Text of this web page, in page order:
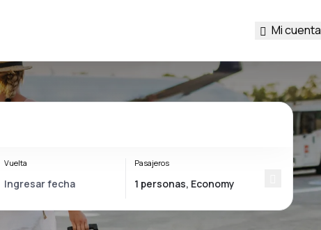
Mi cuenta
Vuelta Pasajeros